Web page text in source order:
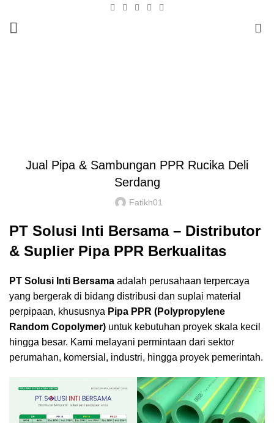
Jual Pipa & Sambungan PPR Rucika Deli
Serdang
Fatikh01
PT Solusi Inti Bersama – Distributor
& Suplier Pipa PPR Berkualitas
PT Solusi Inti Bersama adalah perusahaan terpercaya
yang bergerak di bidang distribusi dan suplai material
perpipaan, khususnya Pipa PPR (Polypropylene
Random Copolymer) untuk kebutuhan proyek skala kecil
hingga besar. Kami melayani permintaan dari sektor
perumahan, komersial, industri, hingga proyek pemerintah.